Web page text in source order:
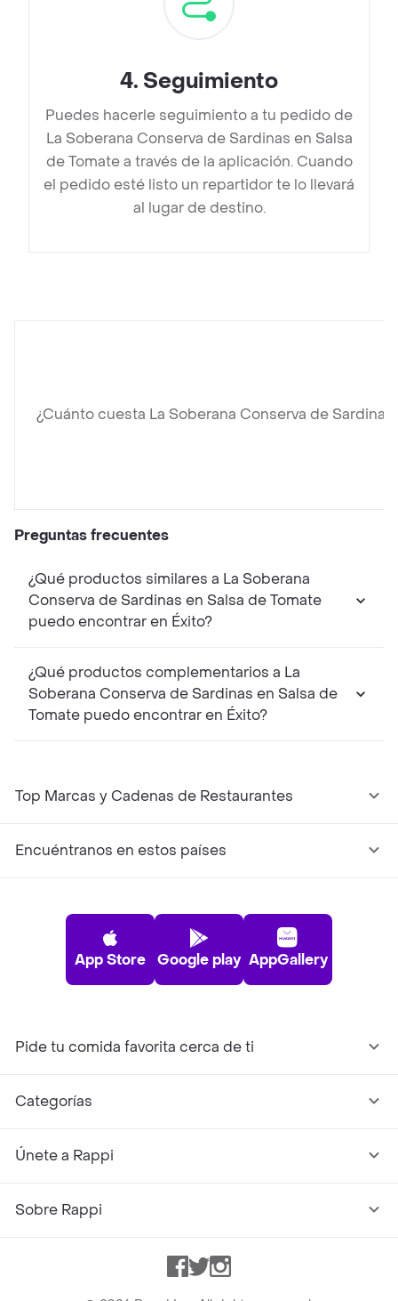
4. Seguimiento
Puedes hacerle seguimiento a tu pedido de
La Soberana Conserva de Sardinas en Salsa
de Tomate a través de la aplicación. Cuando
el pedido esté listo un repartidor te lo llevará
al lugar de destino.
¿Cuánto cuesta La Soberana Conserva de Sardinas
Preguntas frecuentes
¿Qué productos similares a La Soberana
Conserva de Sardinas en Salsa de Tomate
puedo encontrar en Éxito?
¿Qué productos complementarios a La
Soberana Conserva de Sardinas en Salsa de
Tomate puedo encontrar en Éxito?
Top Marcas y Cadenas de Restaurantes
Encuéntranos en estos países
App Store Google play AppGallery
Pide tu comida favorita cerca de ti
Categorías
Únete a Rappi
Sobre Rappi
Facebook
TwitterInstagram